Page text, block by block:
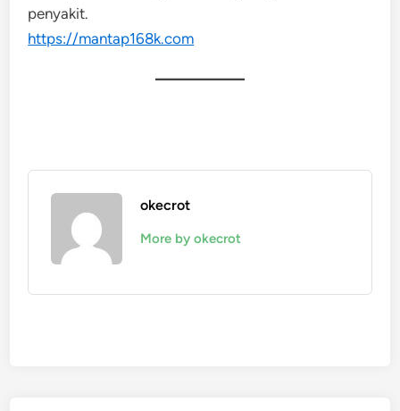
penyakit.
https://mantap168k.com
okecrot
More by okecrot